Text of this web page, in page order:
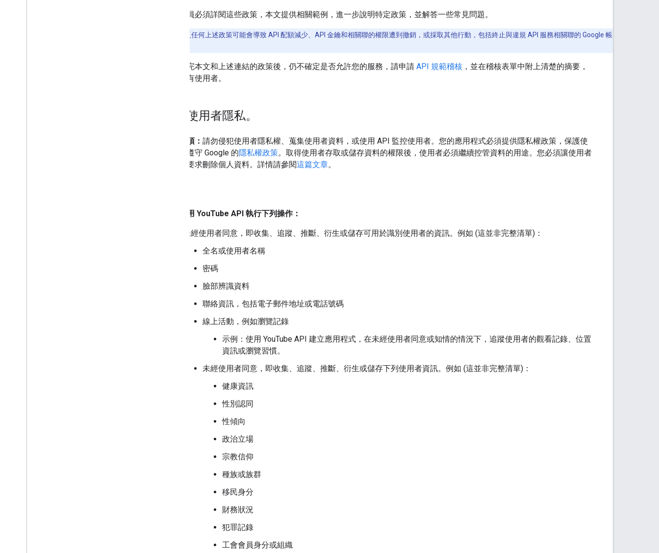
開發人員必須詳閱這些政策，本文提供相關範例，進一步說明特定政策，並解答一些常見問題。
違反任何上述政策可能會導致 API 配額減少、API 金鑰和相關聯的權限遭到撤銷，或採取其他行動，包括終止與違規 API 服務相關聯的 Google 帳
如果看完本文和上述連結的政策後，仍不確定是否允許您的服務，請申請 API 規範稽核 ，並在稽核表單中附上清楚的摘要，
提及所有使用者。
尊重使用者隱私。
注意事項： 請勿侵犯使用者隱私權、蒐集使用者資料，或使用 API 監控使用者。您的應用程式必須提供隱私權政策，保護使
用者並遵守 Google 的隱私權政策。取得使用者存取或儲存資料的權限後，使用者必須繼續控管資料的用途。您必須讓使用者
能輕鬆要求刪除個人資料。詳情請參閱這篇文章。
請勿使用 YouTube API 執行下列操作：
未經使用者同意，即收集、追蹤、推斷、衍生或儲存可用於識別使用者的資訊。例如 (這並非完整清單)：
全名或使用者名稱
密碼
臉部辨識資料
聯絡資訊，包括電子郵件地址或電話號碼
線上活動，例如瀏覽記錄
示例：使用 YouTube API 建立應用程式，在未經使用者同意或知情的情況下，追蹤使用者的觀看記錄、位置
資訊或瀏覽習慣。
未經使用者同意，即收集、追蹤、推斷、衍生或儲存下列使用者資訊。例如 (這並非完整清單)：
健康資訊
性別認同
性傾向
政治立場
宗教信仰
種族或族群
移民身分
財務狀況
犯罪記錄
工會會員身分或組織